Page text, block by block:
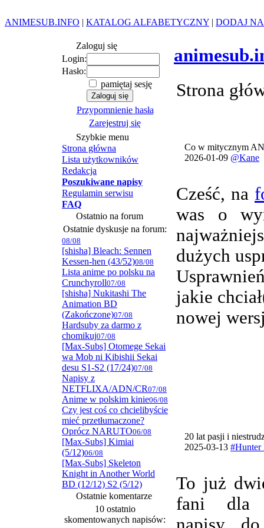
ANIMESUB.INFO | KATALOG ALFABETYCZNY | DODAJ
Zaloguj się
Login:
Hasło:
pamiętaj sesję
Przypomnienie hasła
Zarejestruj się
Szybkie menu
Strona główna
Lista użytkowników
Redakcja
Poszukiwane napisy
Regulamin serwisu
FAQ
Ostatnio na forum
Ostatnie dyskusje na forum:
08/08
[shisha] Bleach: Sennen
Kessen-hen (43/52)08/08
Lista anime po polsku na
Crunchyroll07/08
[shisha] Nukitashi The
Animation BD
(Zakończone)07/08
Hardsuby za darmo z
chomikuj07/08
[Max-Subs] Otomege Sekai
wa Mob ni Kibishii Sekai
desu S1-S2 (17/24)07/08
Napisy z
NETFLIXA/ADN/CR07/08
Anime w polskim kinie06/08
Czy jest coś co chcielibyście
mieć przetłumaczone?
Oprócz NARUTO06/08
[Max-Subs] Kimiai
(5/12)06/08
[Max-Subs] Skeleton
Knight in Another World
BD (12/12) S2 (5/12)
Ostatnie komentarze
10 ostatnio
skomentowanych napisów:
Strona
Co w mitycznym
2026-01-09 @Kane
Cześć, na
was o
dużych
jakie
nowej
20 lat pasji i
2025-03-13
To już
fani dla